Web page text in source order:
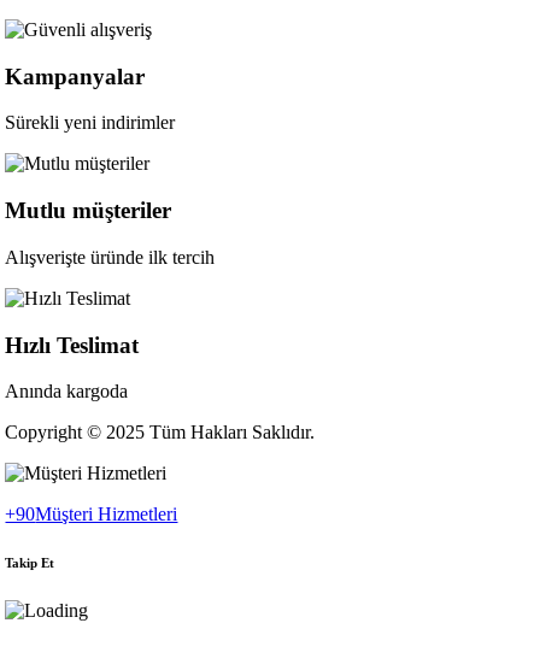
Kampanyalar
Sürekli yeni indirimler
Mutlu müşteriler
Alışverişte üründe ilk tercih
Hızlı Teslimat
Anında kargoda
Copyright © 2025 Tüm Hakları Saklıdır.
+90Müşteri Hizmetleri
Takip Et